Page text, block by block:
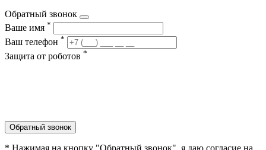
Обратный звонок
Ваше имя *
Ваш телефон *
Защита от роботов *
Обратный звонок